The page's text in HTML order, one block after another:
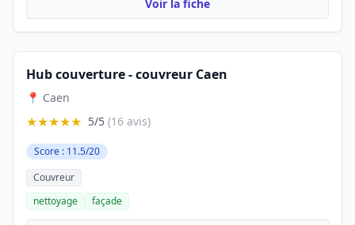
Voir la fiche
Hub couverture - couvreur Caen
📍 Caen
★★★★★ 5/5 (16 avis)
Score : 11.5/20
Couvreur
nettoyage
façade